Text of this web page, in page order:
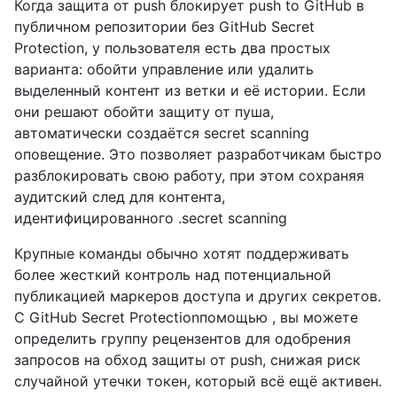
Когда защита от push блокирует push to GitHub в
публичном репозитории без GitHub Secret
Protection, у пользователя есть два простых
варианта: обойти управление или удалить
выделенный контент из ветки и её истории. Если
они решают обойти защиту от пуша,
автоматически создаётся secret scanning
оповещение. Это позволяет разработчикам быстро
разблокировать свою работу, при этом сохраняя
аудитский след для контента,
идентифицированного .secret scanning
Крупные команды обычно хотят поддерживать
более жесткий контроль над потенциальной
публикацией маркеров доступа и других секретов.
С GitHub Secret Protectionпомощью , вы можете
определить группу рецензентов для одобрения
запросов на обход защиты от push, снижая риск
случайной утечки токен, который всё ещё активен.